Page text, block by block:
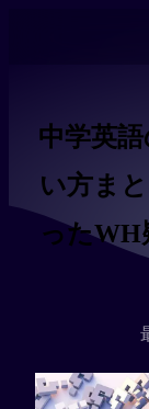
中学英
い方ま
ったWH